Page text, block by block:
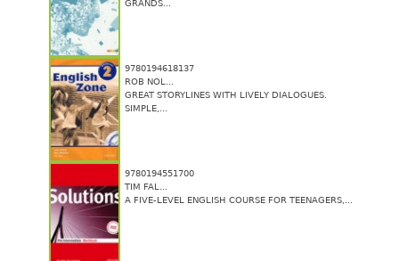
GRANDS...
9780194618137
ROB NOL...
GREAT STORYLINES WITH LIVELY DIALOGUES.
SIMPLE,...
9780194551700
TIM FAL...
A FIVE-LEVEL ENGLISH COURSE FOR TEENAGERS,...